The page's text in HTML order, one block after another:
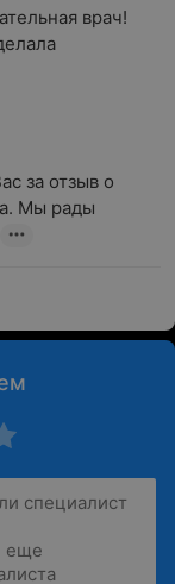
врач!
за отзыв о
Мы рады